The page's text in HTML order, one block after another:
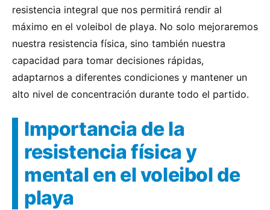
resistencia integral que nos permitirá rendir al
máximo en el voleibol de playa. No solo mejoraremos
nuestra resistencia física, sino también nuestra
capacidad para tomar decisiones rápidas,
adaptarnos a diferentes condiciones y mantener un
alto nivel de concentración durante todo el partido.
Importancia de la
resistencia física y
mental en el voleibol de
playa